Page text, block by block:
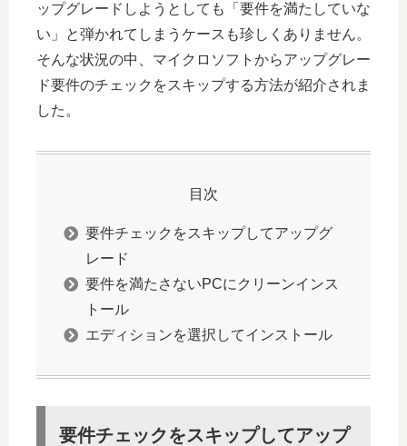
ップグレードしようとしても「要件を満たしていな
い」と弾かれてしまうケースも珍しくありません。
そんな状況の中、マイクロソフトからアップグレー
ド要件のチェックをスキップする方法が紹介されま
した。
目次
要件チェックをスキップしてアップグ
レード
要件を満たさないPCにクリーンインス
トール
エディションを選択してインストール
要件チェックをスキップしてアップ